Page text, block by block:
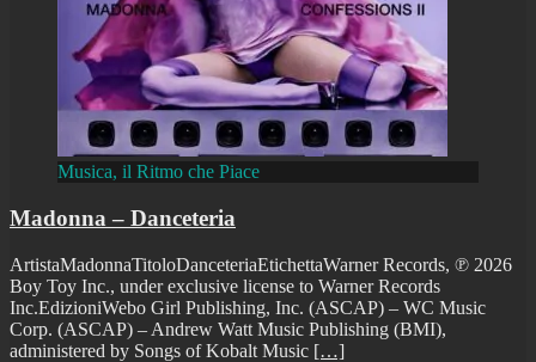
Musica, il Ritmo che Piace
Madonna – Danceteria
ArtistaMadonnaTitoloDanceteriaEtichettaWarner Records, ℗ 2026
Boy Toy Inc., under exclusive license to Warner Records
Inc.EdizioniWebo Girl Publishing, Inc. (ASCAP) – WC Music
Corp. (ASCAP) – Andrew Watt Music Publishing (BMI),
administered by Songs of Kobalt Music […]